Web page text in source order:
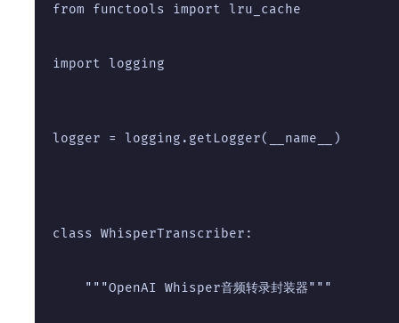
from functools import lru_cache
import logging
logger = logging.getLogger(__name__)
class WhisperTranscriber:
    """OpenAI Whisper音频转录封装器"""